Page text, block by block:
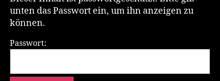
unten das Passwort ein, um ihn anzeigen zu
können.
Passwort: